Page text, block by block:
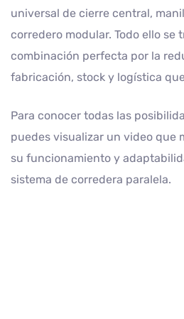
universal de cierre central,
corredero modular. Todo ello se
combinación perfecta por la
fabricación, stock y logística
Para conocer todas las
puedes visualizar un video que
su funcionamiento y
sistema de corredera paralela.